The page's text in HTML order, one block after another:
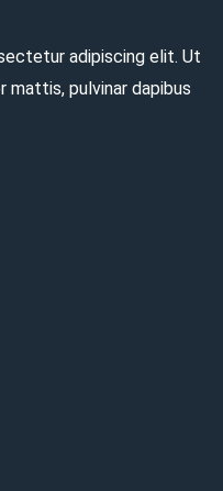
adipiscing elit. Ut
pulvinar dapibus